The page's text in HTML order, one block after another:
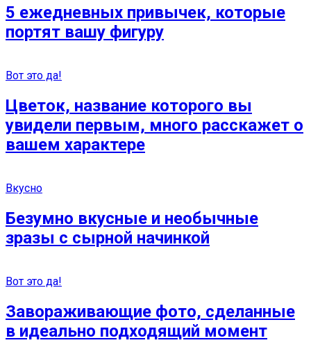
5 ежедневных привычек, которые
портят вашу фигуру
Вот это да!
Цветок, название которого вы
увидели первым, много расскажет о
вашем характере
Вкусно
Безумно вкусные и необычные
зразы с сырной начинкой
Вот это да!
Завораживающие фото, сделанные
в идеально подходящий момент